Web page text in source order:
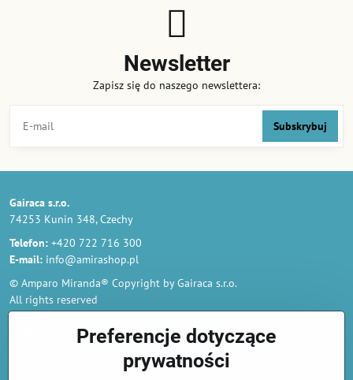
Newsletter
Zapisz się do naszego newslettera:
Subskrybuj
Gairaca s.r.o.
74253 Kunin 348, Czechy
Telefon: +420 722 716 300
E-mail: info@amirashop.pl
© Amparo Miranda® Copyright by Gairaca s.r.o.
All rights reserved
ZamówieniaPreferencje dotyczące
prywatności